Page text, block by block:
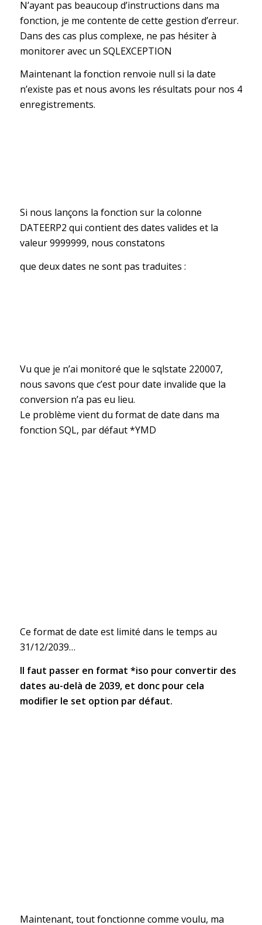
N’ayant pas beaucoup d’instructions dans ma
fonction, je me contente de cette gestion d’erreur.
Dans des cas plus complexe, ne pas hésiter à
monitorer avec un SQLEXCEPTION
Maintenant la fonction renvoie null si la date
n’existe pas et nous avons les résultats pour nos 4
enregistrements.
Si nous lançons la fonction sur la colonne
DATEERP2 qui contient des dates valides et la
valeur 9999999, nous constatons
que deux dates ne sont pas traduites :
Vu que je n’ai monitoré que le sqlstate 220007,
nous savons que c’est pour date invalide que la
conversion n’a pas eu lieu.
Le problème vient du format de date dans ma
fonction SQL, par défaut *YMD
Ce format de date est limité dans le temps au
31/12/2039…
Il faut passer en format *iso pour convertir des
dates au-delà de 2039, et donc pour cela
modifier le set option par défaut.
Maintenant, tout fonctionne comme voulu, ma